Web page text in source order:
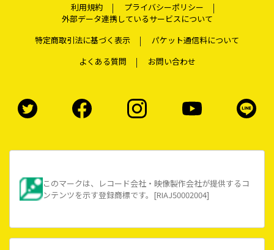
利用規約
プライバシーポリシー
外部データ連携しているサービスについて
特定商取引法に基づく表示
パケット通信料について
よくある質問
お問い合わせ
このマークは、レコード会社・映像製作会社が提供するコ
ンテンツを示す登録商標です。[RIAJ50002004]